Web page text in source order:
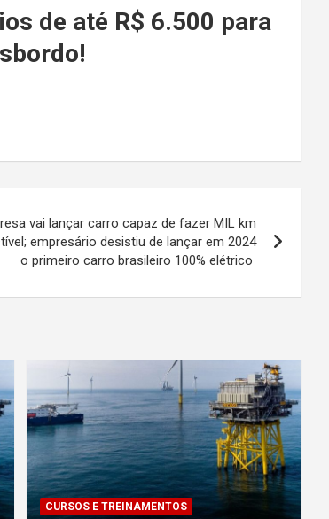
de até R$ 6.500 para
vai lançar carro capaz de fazer MIL km
empresário desistiu de lançar em 2024
o primeiro carro brasileiro 100% elétrico
CURSOS E TREINAMENTOS